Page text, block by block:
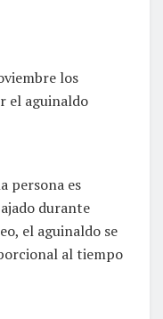
los
el aguinaldo
persona es
durante
el aguinaldo se
al tiempo